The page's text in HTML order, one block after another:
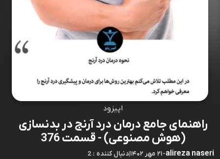
اپیزود
راهنمای جامع درمان درد آرنج در بدنسازی
(هوش مصنوعی) - قسمت 376
alireza naseri
-۲۱ مهر ۱۴۰۲ |2 : دنبال کننده